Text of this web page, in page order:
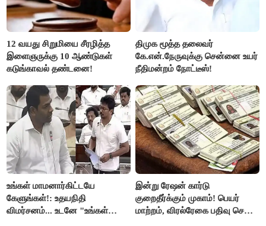
12 வயது சிறுமியை சீரழித்த
இளைஞருக்கு 10 ஆண்டுகள்
கடுங்காவல் தண்டனை!
திமுக மூத்த தலைவர்
கே.என்.நேருவுக்கு சென்னை உயர்
நீதிமன்றம் நோட்டீஸ்!
உங்கள் மாமனார்கிட்டயே
கேளுங்கள்!: உதயநிதி
விமர்சனம்... உடனே "உங்கள்
இன்று ரேஷன் கார்டு
குறைதீர்க்கும் முகாம்! பெயர்
மாற்றம், விரல்ரேகை பதிவு செய்ய